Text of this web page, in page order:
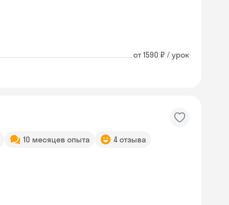
от 1590 ₽ / урок
10 месяцев опыта 4 отзыва